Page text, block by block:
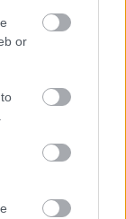
or